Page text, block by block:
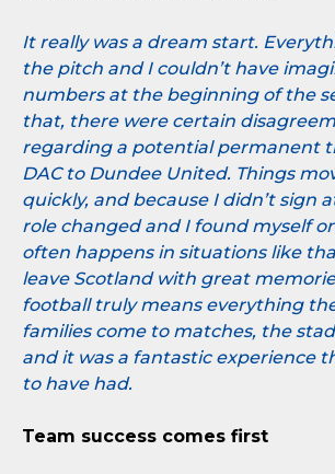
It really was a dream start.
the pitch and I couldn’t have
numbers at the beginning of the
that, there were certain
regarding a potential permanent
DAC to Dundee United. Things
quickly, and because I didn’t sign
role changed and I found myself
often happens in situations like
leave Scotland with great
football truly means everything
families come to matches, the
and it was a fantastic experience
to have had.
Team success comes first